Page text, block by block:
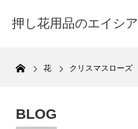
押し花用品のエイシア
Home
花 クリスマスローズ
BLOG